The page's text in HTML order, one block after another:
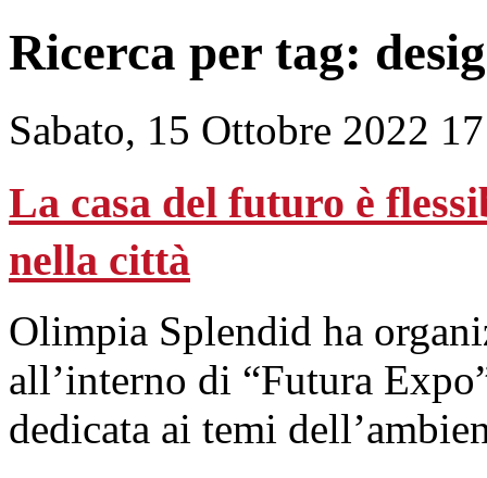
Ricerca per tag:
Sabato, 15 Ottobre 2022
La casa del futuro è
nella città
Olimpia Splendid ha
all’interno di “Futura
dedicata ai temi